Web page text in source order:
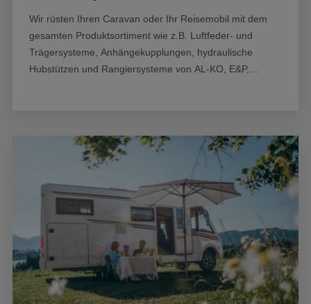
Wir rüsten Ihren Caravan oder Ihr Reisemobil mit dem
gesamten Produktsortiment wie z.B. Luftfeder- und
Trägersysteme, Anhängekupplungen, hydraulische
Hubstützen und Rangiersysteme von AL-KO, E&P,